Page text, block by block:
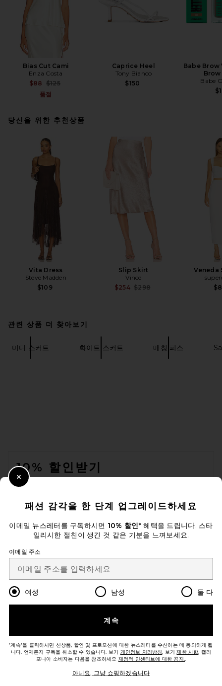
Bias Cut Cami
Enza Costa
$88 Previous price:
$125
품절
Caprice Heel
Tony Bianco
$150
Babe
Babe
당신을 위한 추천상품
Vita Dress
Steve Madden
$109
Slip Skirt
Vince
$254 Previous price:
$298
Veneda
관련 상품 더 찾아보기
미디 스커트 화이트 스커트 매칭 피스
10% 할인받기
이메일을 제출하여 뉴스레터를 구독하실 수 있습니다. 언제든지 수신 거
Email Address
Sign Up
Change Country Regions
개선에 도움을 주세요!
고객센터
패션 감각을 한 단계 업그레이드하세요
이메일 뉴스레터를 구독하시면 10% 할인*혜택을 드립니다. 스타
일리시한 절친이 생긴 것 같은 기분을 느껴보세요.
이메일 주소
여성 남성 둘 다
계속
'계속'을 클릭하시면 신상품, 할인 및 프로모션에 대한 뉴스레터를 수신하는 데 동의하게 됩
니다. 언제든지 구독을 취소할 수 있습니다. 보기 개인정보 처리방침. 보기제한 사항. 캘리
포니아 소비자는 다음을 참조하세요 재정적 인센티브에 대한 공지..
아니요, 그냥 쇼핑하겠습니다
Close Modal